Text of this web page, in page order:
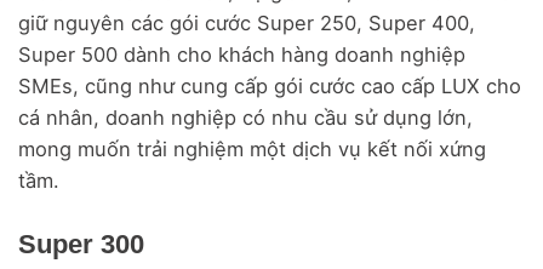
giữ nguyên các gói cước Super 250, Super 400,
Super 500 dành cho khách hàng doanh nghiệp
SMEs, cũng như cung cấp gói cước cao cấp LUX cho
cá nhân, doanh nghiệp có nhu cầu sử dụng lớn,
mong muốn trải nghiệm một dịch vụ kết nối xứng
tầm.
Super 300